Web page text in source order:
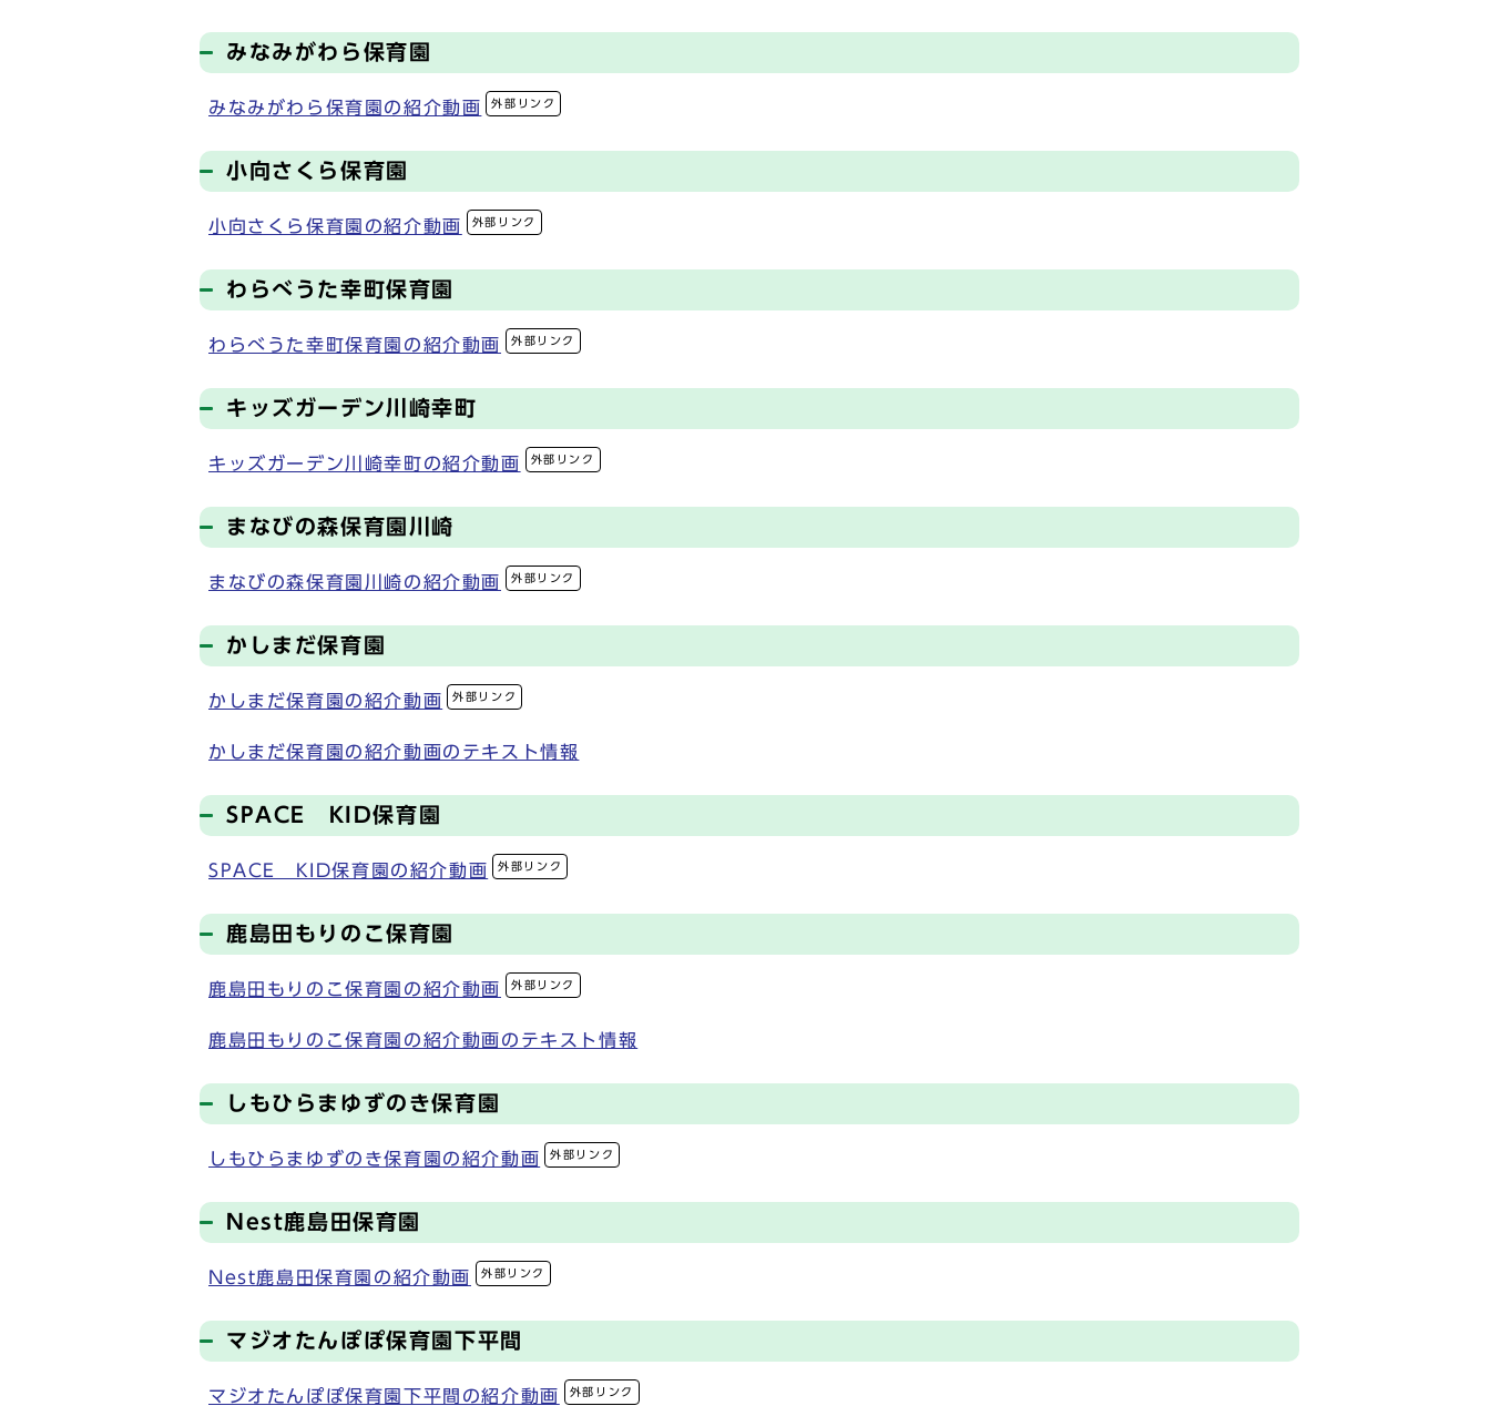
みなみがわら保育園
みなみがわら保育園の紹介動画 外部リンク
小向さくら保育園
小向さくら保育園の紹介動画 外部リンク
わらべうた幸町保育園
わらべうた幸町保育園の紹介動画 外部リンク
キッズガーデン川崎幸町
キッズガーデン川崎幸町の紹介動画 外部リンク
まなびの森保育園川崎
まなびの森保育園川崎の紹介動画 外部リンク
かしまだ保育園
かしまだ保育園の紹介動画 外部リンク
かしまだ保育園の紹介動画のテキスト情報
SPACE KID保育園
SPACE KID保育園の紹介動画 外部リンク
鹿島田もりのこ保育園
鹿島田もりのこ保育園の紹介動画 外部リンク
鹿島田もりのこ保育園の紹介動画のテキスト情報
しもひらまゆずのき保育園
しもひらまゆずのき保育園の紹介動画 外部リンク
Nest鹿島田保育園
Nest鹿島田保育園の紹介動画 外部リンク
マジオたんぽぽ保育園下平間
マジオたんぽぽ保育園下平間の紹介動画 外部リンク